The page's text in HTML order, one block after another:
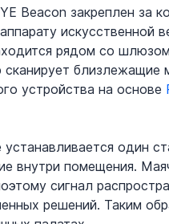
Beacon закреплен за
искусственной
рядом со
устройства на основе
один
внутри помещения.
сигнал
решений. Таким